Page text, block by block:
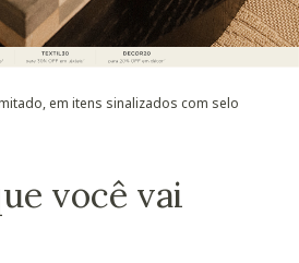
em itens sinalizados com selo
você vai